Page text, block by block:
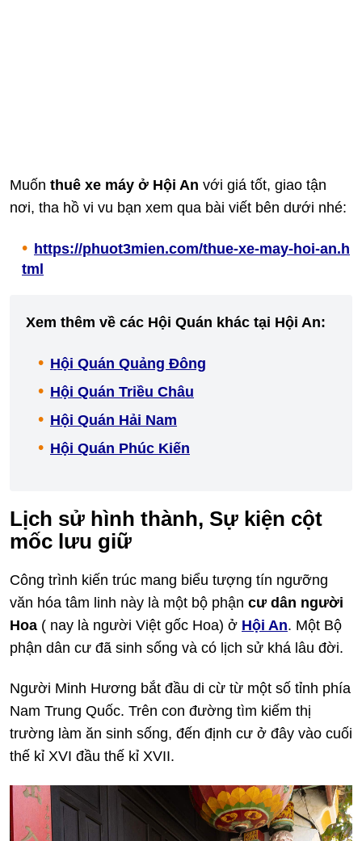
Muốn thuê xe máy ở Hội An với giá tốt, giao tận
nơi, tha hồ vi vu bạn xem qua bài viết bên dưới nhé:
https://phuot3mien.com/thue-xe-may-hoi-an.h
tml
Xem thêm về các Hội Quán khác tại Hội An:
Hội Quán Quảng Đông
Hội Quán Triều Châu
Hội Quán Hải Nam
Hội Quán Phúc Kiến
Lịch sử hình thành, Sự kiện cột
mốc lưu giữ
Công trình kiến trúc mang biểu tượng tín ngưỡng
văn hóa tâm linh này là một bộ phận cư dân người
Hoa ( nay là người Việt gốc Hoa) ở Hội An. Một Bộ
phận dân cư đã sinh sống và có lịch sử khá lâu đời.
Người Minh Hương bắt đầu di cừ từ một số tỉnh phía
Nam Trung Quốc. Trên con đường tìm kiếm thị
trường làm ăn sinh sống, đến định cư ở đây vào cuối
thế kỉ XVI đầu thế kỉ XVII.